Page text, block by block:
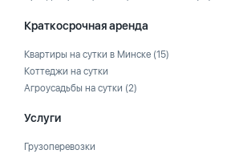
Краткосрочная аренда
Квартиры на сутки в Минске (15)
Коттеджи на сутки
Агроусадьбы на сутки (2)
Услуги
Грузоперевозки